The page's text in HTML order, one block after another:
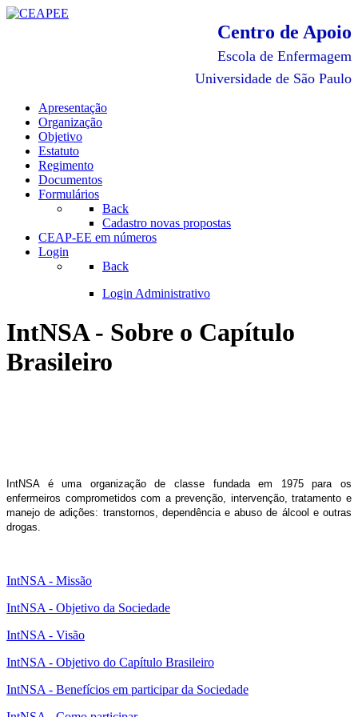
Centro de Apoio
Escola de Enfermagem
Universidade de São Paulo
Apresentação
Organização
Objetivo
Estatuto
Regimento
Documentos
Formulários
Back
Cadastro novas propostas
CEAP-EE em números
Login
Back
Login Administrativo
IntNSA - Sobre o Capítulo
Brasileiro
IntNSA é uma organização de classe fundada em 1975 para os
enfermeiros comprometidos com a prevenção, intervenção, tratamento e
manejo de adições: transtornos, dependência e abuso de álcool e outras
drogas.
IntNSA - Missão
IntNSA - Objetivo da Sociedade
IntNSA - Visão
IntNSA - Objetivo do Capítulo Brasileiro
IntNSA - Benefícios em participar da Sociedade